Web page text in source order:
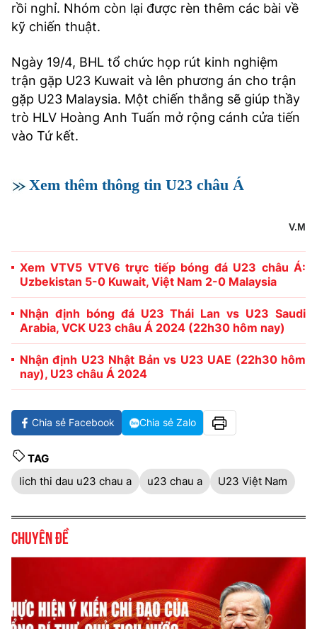
rồi nghỉ. Nhóm còn lại được rèn thêm các bài về
kỹ chiến thuật.
Ngày 19/4, BHL tổ chức họp rút kinh nghiệm
trận gặp U23 Kuwait và lên phương án cho trận
gặp U23 Malaysia. Một chiến thắng sẽ giúp thầy
trò HLV Hoàng Anh Tuấn mở rộng cánh cửa tiến
vào Tứ kết.
Xem thêm thông tin U23 châu Á
V.M
Xem VTV5 VTV6 trực tiếp bóng đá U23 châu Á:
Uzbekistan 5-0 Kuwait, Việt Nam 2-0 Malaysia
Nhận định bóng đá U23 Thái Lan vs U23 Saudi
Arabia, VCK U23 châu Á 2024 (22h30 hôm nay)
Nhận định U23 Nhật Bản vs U23 UAE (22h30 hôm
nay), U23 châu Á 2024
Chia sẻ Facebook Chia sẻ Zalo
TAG
lich thi dau u23 chau a
u23 chau a U23 Việt Nam
Chuyên đề